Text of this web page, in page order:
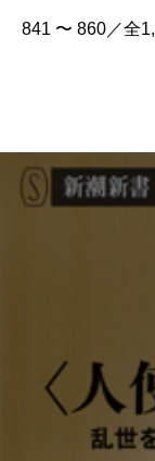
841 〜 860／全